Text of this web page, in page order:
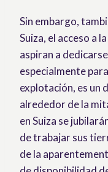
Sin embargo,
Suiza, el acceso a
aspiran a
especialmente
explotación, es un
alrededor de la
en Suiza se
de trabajar sus
de la